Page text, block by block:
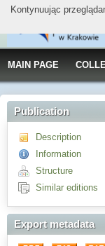
MAIN PAGE
Publication
Description
Information
Structure
Similar editions
Export metadata
Kontynuując